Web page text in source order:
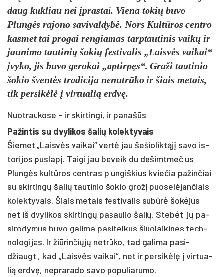
daug kuk­liau nei įpras­tai. Vie­na to­kių bu­vo
Plungės ra­jo­no sa­vi­val­dybė. Nors Kultū­ros cent­ro
kas­met tai pro­gai ren­gia­mas tarp­tau­ti­nis vaikų ir
jau­ni­mo tau­ti­nių šo­kių fes­ti­va­lis „Laisvės vai­kai“
įvy­ko, jis bu­vo ge­ro­kai „ap­tirpęs“. Gra­ži tau­ti­nio
šo­kio šventės tra­di­ci­ja ne­nutrū­ko ir šiais me­tais,
tik per­si­kėlė į vir­tua­lią erdvę.
Nuotraukose – ir skirtingi, ir panašūs
Pa­žin­tis su dvy­li­kos ša­lių ko­lek­ty­vais
Šie­met „Laisvės vai­kai“ vertė jau še­šio­liktąjį sa­vo is­
to­ri­jos pus­lapį. Taigi jau be­veik du de­šimt­me­čius
Plungės kultū­ros cent­ras plun­giš­kius kvie­čia pa­žin­čiai
su skir­tingų ša­lių tau­ti­nio šo­kio grožį puo­selė­jan­čiais
ko­lek­ty­vais. Šiais me­tais fes­ti­va­lis su­būrė šokė­jus
net iš dvy­li­kos skir­tingų pa­sau­lio ša­lių. Stebė­ti jų pa­
si­ro­dy­mus bu­vo ga­li­ma pa­si­tel­kus šiuo­lai­ki­nes tech­
no­lo­gi­jas. Ir žiū­rin­čiųjų ne­trūko, tad ga­li­ma pa­si­
džiaug­ti, kad „Laisvės vai­kai“, net ir per­si­kėlę į vir­tua­
lią erdvę, ne­pra­ra­do sa­vo po­pu­lia­ru­mo.